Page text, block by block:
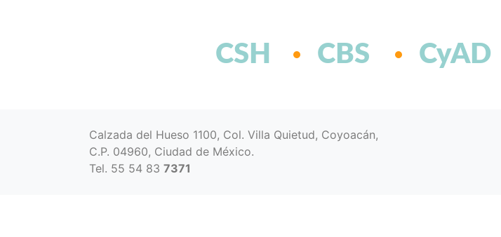
CSH CBS CyAD
Calzada del Hueso 1100, Col. Villa Quietud, Coyoacán,
C.P. 04960, Ciudad de México.
Tel. 55 54 83 7371